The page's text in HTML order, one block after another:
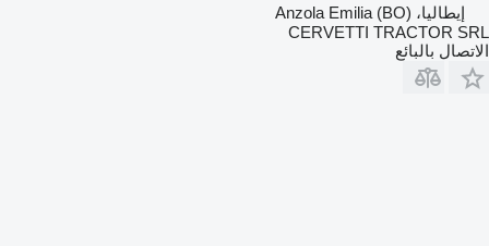
إيطاليا، Anzola Emilia (BO)
CERVETTI TRACTOR SRL
الاتصال بالبائع